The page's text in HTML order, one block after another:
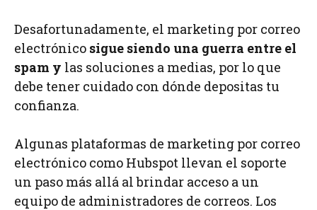
Desafortunadamente, el marketing por correo
electrónico sigue siendo una guerra entre el
spam y las soluciones a medias, por lo que
debe tener cuidado con dónde depositas tu
confianza.
Algunas plataformas de marketing por correo
electrónico como Hubspot llevan el soporte
un paso más allá al brindar acceso a un
equipo de administradores de correos. Los